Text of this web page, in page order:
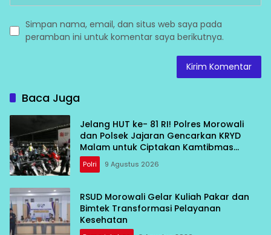
Simpan nama, email, dan situs web saya pada
peramban ini untuk komentar saya berikutnya.
Baca Juga
Jelang HUT ke- 81 RI! Polres Morowali
dan Polsek Jajaran Gencarkan KRYD
Malam untuk Ciptakan Kamtibmas
Kondusif
Polri 9 Agustus 2026
RSUD Morowali Gelar Kuliah Pakar dan
Bimtek Transformasi Pelayanan
Kesehatan